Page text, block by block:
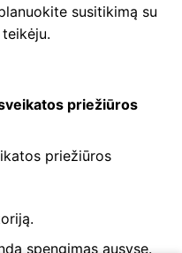
susitikimą su
priežiūros
priežiūros
spengimas ausyse.